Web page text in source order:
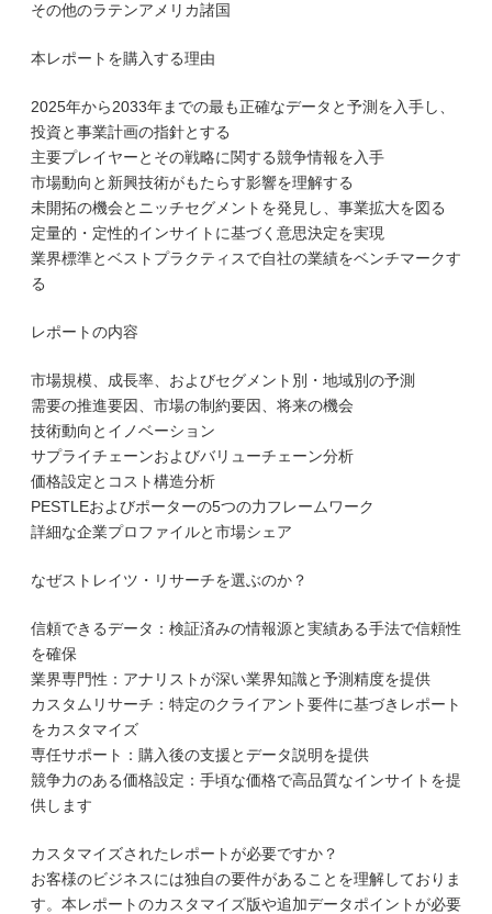
その他のラテンアメリカ諸国
本レポートを購入する理由
2025年から2033年までの最も正確なデータと予測を入手し、
投資と事業計画の指針とする
主要プレイヤーとその戦略に関する競争情報を入手
市場動向と新興技術がもたらす影響を理解する
未開拓の機会とニッチセグメントを発見し、事業拡大を図る
定量的・定性的インサイトに基づく意思決定を実現
業界標準とベストプラクティスで自社の業績をベンチマークす
る
レポートの内容
市場規模、成長率、およびセグメント別・地域別の予測
需要の推進要因、市場の制約要因、将来の機会
技術動向とイノベーション
サプライチェーンおよびバリューチェーン分析
価格設定とコスト構造分析
PESTLEおよびポーターの5つの力フレームワーク
詳細な企業プロファイルと市場シェア
なぜストレイツ・リサーチを選ぶのか？
信頼できるデータ：検証済みの情報源と実績ある手法で信頼性
を確保
業界専門性：アナリストが深い業界知識と予測精度を提供
カスタムリサーチ：特定のクライアント要件に基づきレポート
をカスタマイズ
専任サポート：購入後の支援とデータ説明を提供
競争力のある価格設定：手頃な価格で高品質なインサイトを提
供します
カスタマイズされたレポートが必要ですか？
お客様のビジネスには独自の要件があることを理解しておりま
す。本レポートのカスタマイズ版や追加データポイントが必要